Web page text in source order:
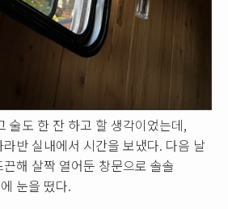
술도 한 잔 하고 할 생각이었는데,
반 실내에서 시간을 보냈다. 다음 날
해 살짝 열어둔 창문으로 솔솔
눈을 떴다.